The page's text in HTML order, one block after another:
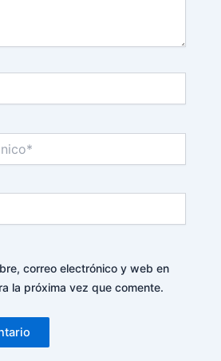
correo electrónico y web en
la próxima vez que comente.